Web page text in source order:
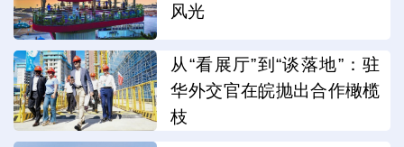
风光
从“看展厅”到“谈落地”：驻
华外交官在皖抛出合作橄榄
枝